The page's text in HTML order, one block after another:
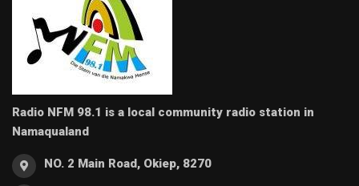
Radio NFM 98.1 is a local community radio station in
Namaqualand
NO. 2 Main Road, Okiep, 8270